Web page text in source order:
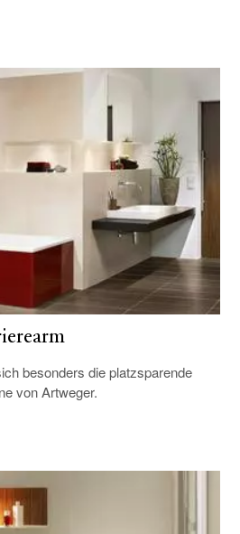
besonders die platzsparende
von Artweger.